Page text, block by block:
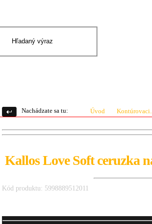
Nachádzate sa tu: Úvod
Kallos Love Soft ceruzka
Kód produktu: 5998889512011